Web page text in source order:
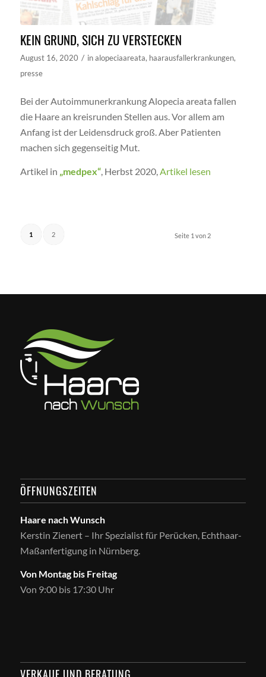
KEIN GRUND, SICH ZU VERSTECKEN
August 16, 2020 / inalopeciaareata, haarausfallerkrankungen,
presse
Bei der Autoimmunerkrankung Alopecia areata fallen
die Haare an kreisrunden Stellen aus. Vor allem am
Anfang ist der Leidensdruck groß. Aber Patienten
machen sich gegenseitig Mut.
Artikel in „medpex“, Herbst 2020,Artikel lesen
Seite 1 von 2
1 2
ÖFFNUNGSZEITEN
Haare nach Wunsch
Kerstin Zienert – Ihr Spezialist für Perücken, Echthaar-
Maßanfertigung in Nürnberg.
Von Montag bis Freitag
Von 9:00 bis 17:30 Uhr
VERKAUF UND BERATUNG